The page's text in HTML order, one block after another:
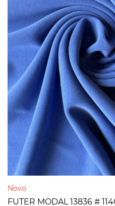
Novo
FUTER MODAL 13836 #